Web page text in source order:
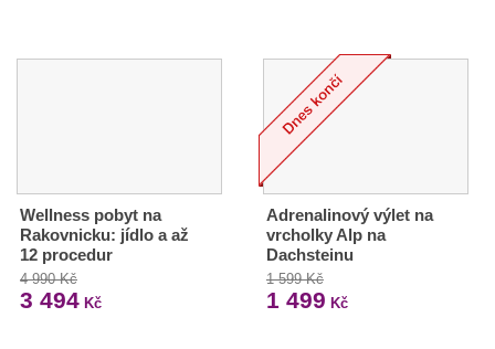
Wellness pobyt na
Rakovnicku: jídlo a až
12 procedur
4 990 Kč
3 494 Kč
Adrenalinový výlet na
vrcholky Alp na
Dachsteinu
1 599 Kč
1 499 Kč